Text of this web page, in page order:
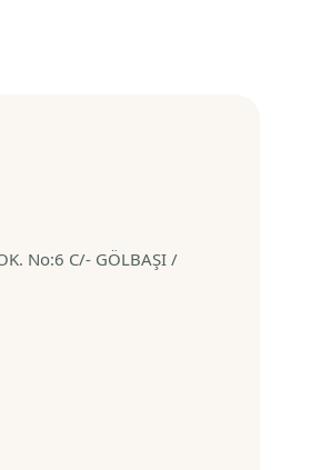
No:6 C/- GÖLBAŞI /